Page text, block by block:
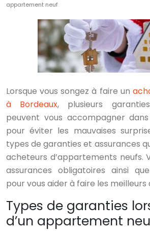
appartement neuf
Lorsque vous songez à faire un
à Bordeaux, plusieurs
peuvent vous accompagner
pour éviter les mauvaises
types de garanties et assurances
acheteurs d’appartements neufs.
assurances obligatoires ainsi
pour vous aider à faire les meilleurs
Types de garanties
d’un appartement